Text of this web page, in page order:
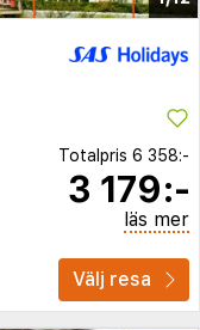
Totalpris 6 358:-
3 179:-
läs mer
Välj resa